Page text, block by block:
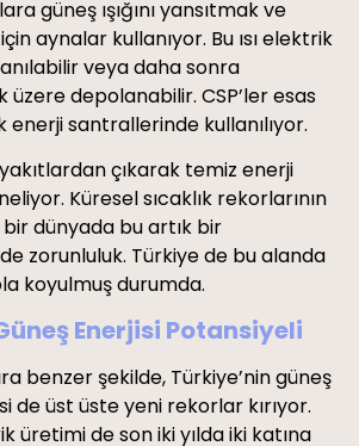
güneş ışığını yansıtmak ve
aynalar kullanıyor. Bu ısı elektrik
veya daha sonra
depolanabilir. CSP’ler esas
santrallerinde kullanılıyor.
çıkarak temiz enerji
Küresel sıcaklık rekorlarının
bir dünyada bu artık bir
zorunluluk. Türkiye de bu alanda
koyulmuş durumda.
Enerjisi Potansiyeli
benzer şekilde, Türkiye’nin güneş
de üst üste yeni rekorlar kırıyor.
üretimi de son iki yılda iki katına